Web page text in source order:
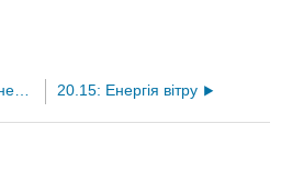
20.13: Сонячна енергія 20.15: Енергія вітру